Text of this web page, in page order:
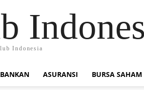
Indonesia
ASURANSI BURSA SAHAM